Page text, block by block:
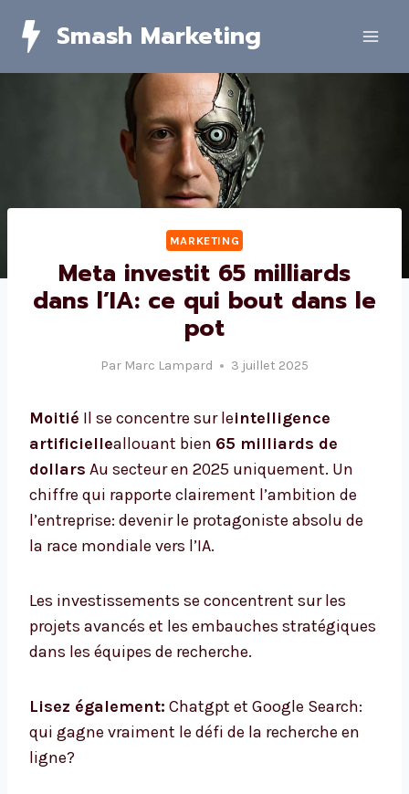
Smash Marketing
MARKETING
Meta investit 65 milliards
dans l’IA: ce qui bout dans le
pot
Par Marc Lampard 3 juillet 2025
Moitié Il se concentre sur leintelligence
artificielleallouant bien 65 milliards de
dollars Au secteur en 2025 uniquement. Un
chiffre qui rapporte clairement l’ambition de
l’entreprise: devenir le protagoniste absolu de
la race mondiale vers l’IA.
Les investissements se concentrent sur les
projets avancés et les embauches stratégiques
dans les équipes de recherche.
Lisez également: Chatgpt et Google Search:
qui gagne vraiment le défi de la recherche en
ligne?